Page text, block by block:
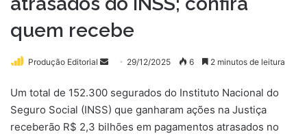
quem recebe
Produção Editorial
Mande
e-
mail
29/12/2025 6 2 minutos de leitura
Um total de 152.300 segurados do Instituto Nacional do
Seguro Social (INSS) que ganharam ações na Justiça
receberão R$ 2,3 bilhões em pagamentos atrasados no